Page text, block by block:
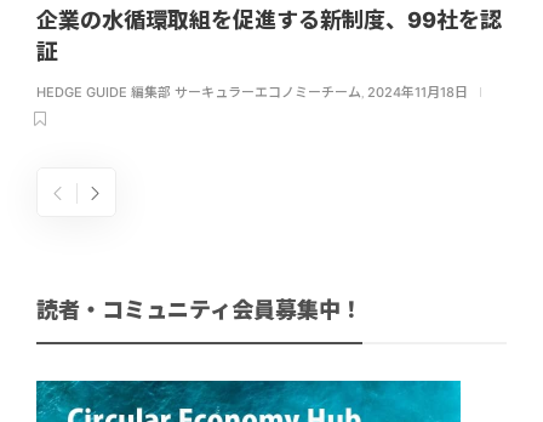
企業の水循環取組を促進する新制度、99社を認
証
HEDGE GUIDE 編集部 サーキュラーエコノミーチーム 2024年11月18日
読者・コミュニティ会員募集中！